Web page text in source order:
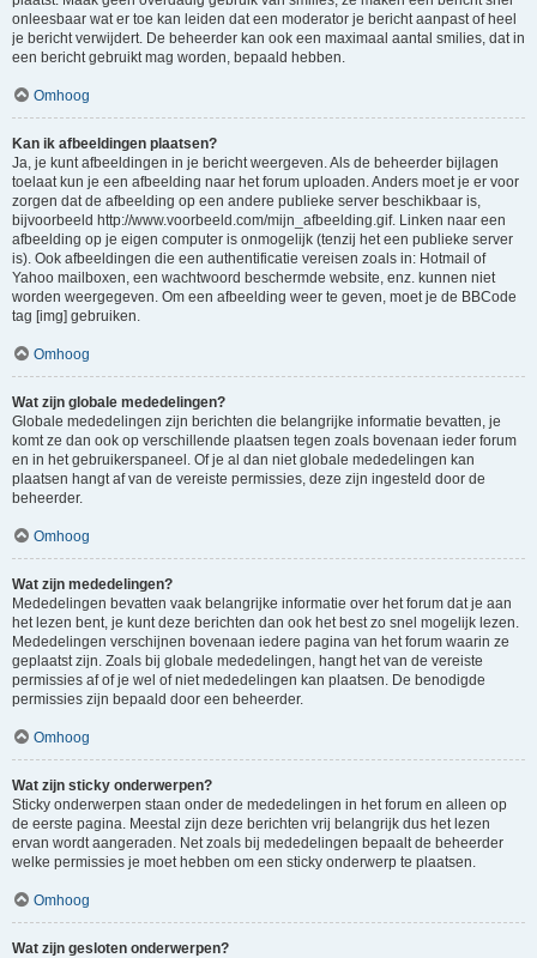
onleesbaar wat er toe kan leiden dat een moderator je bericht aanpast of heel
je bericht verwijdert. De beheerder kan ook een maximaal aantal smilies, dat in
een bericht gebruikt mag worden, bepaald hebben.
Omhoog
Kan ik afbeeldingen plaatsen?
Ja, je kunt afbeeldingen in je bericht weergeven. Als de beheerder bijlagen
toelaat kun je een afbeelding naar het forum uploaden. Anders moet je er voor
zorgen dat de afbeelding op een andere publieke server beschikbaar is,
bijvoorbeeld http://www.voorbeeld.com/mijn_afbeelding.gif. Linken naar een
afbeelding op je eigen computer is onmogelijk (tenzij het een publieke server
is). Ook afbeeldingen die een authentificatie vereisen zoals in: Hotmail of
Yahoo mailboxen, een wachtwoord beschermde website, enz. kunnen niet
worden weergegeven. Om een afbeelding weer te geven, moet je de BBCode
tag [img] gebruiken.
Omhoog
Wat zijn globale mededelingen?
Globale mededelingen zijn berichten die belangrijke informatie bevatten, je
komt ze dan ook op verschillende plaatsen tegen zoals bovenaan ieder forum
en in het gebruikerspaneel. Of je al dan niet globale mededelingen kan
plaatsen hangt af van de vereiste permissies, deze zijn ingesteld door de
beheerder.
Omhoog
Wat zijn mededelingen?
Mededelingen bevatten vaak belangrijke informatie over het forum dat je aan
het lezen bent, je kunt deze berichten dan ook het best zo snel mogelijk lezen.
Mededelingen verschijnen bovenaan iedere pagina van het forum waarin ze
geplaatst zijn. Zoals bij globale mededelingen, hangt het van de vereiste
permissies af of je wel of niet mededelingen kan plaatsen. De benodigde
permissies zijn bepaald door een beheerder.
Omhoog
Wat zijn sticky onderwerpen?
Sticky onderwerpen staan onder de mededelingen in het forum en alleen op
de eerste pagina. Meestal zijn deze berichten vrij belangrijk dus het lezen
ervan wordt aangeraden. Net zoals bij mededelingen bepaalt de beheerder
welke permissies je moet hebben om een sticky onderwerp te plaatsen.
Omhoog
Wat zijn gesloten onderwerpen?